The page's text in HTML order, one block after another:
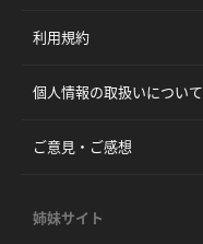
利用規約
個人情報の取扱いについて
ご意見・ご感想
姉妹サイト